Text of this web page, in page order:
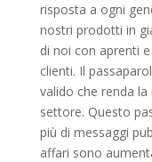
risposta a ogni
nostri prodotti in
di noi con aprenti
clienti. Il
valido che renda
settore. Questo
più di messaggi
affari sono